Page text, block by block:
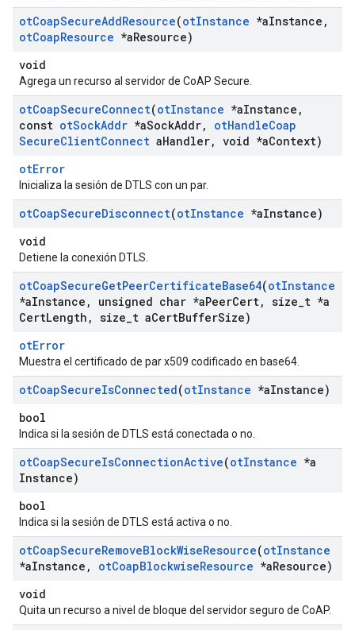
otCoapSecureAddResource(otInstance *aInstance ,
otCoapResource *aResource)
void
Agrega un recurso al servidor de CoAP Secure.
otCoapSecureConnect(otInstance *aInstance ,
const otSockAddr *aSockAddr, otHandleCoap
SecureClientConnect aHandler, void *aContext)
otError
Inicializa la sesión de DTLS con un par.
otCoapSecureDisconnect(otInstance *aInstance)
void
Detiene la conexión DTLS.
otCoapSecureGetPeerCertificateBase64(otInstance
*aInstance , unsigned char *aPeerCert, size t *a
CertLength , size t aCertBufferSize)
otError
Muestra el certificado de par x509 codificado en base64.
otCoapSecureIsConnected(otInstance *aInstance)
bool
Indica si la sesión de DTLS está conectada o no.
otCoapSecureIsConnectionActive(otInstance *a
Instance)
bool
Indica si la sesión de DTLS está activa o no.
otCoapSecureRemoveBlockWiseResource(otInstance
*aInstance , otCoapBlockwiseResource *aResource)
void
Quita un recurso a nivel de bloque del servidor seguro de CoAP.